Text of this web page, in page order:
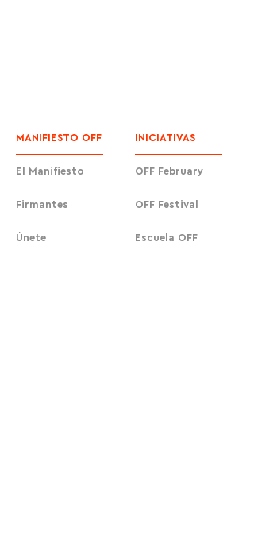
MANIFIESTO OFF
El Manifiesto
Firmantes
Únete
INICIATIVAS
OFF February
OFF Festival
Escuela OFF